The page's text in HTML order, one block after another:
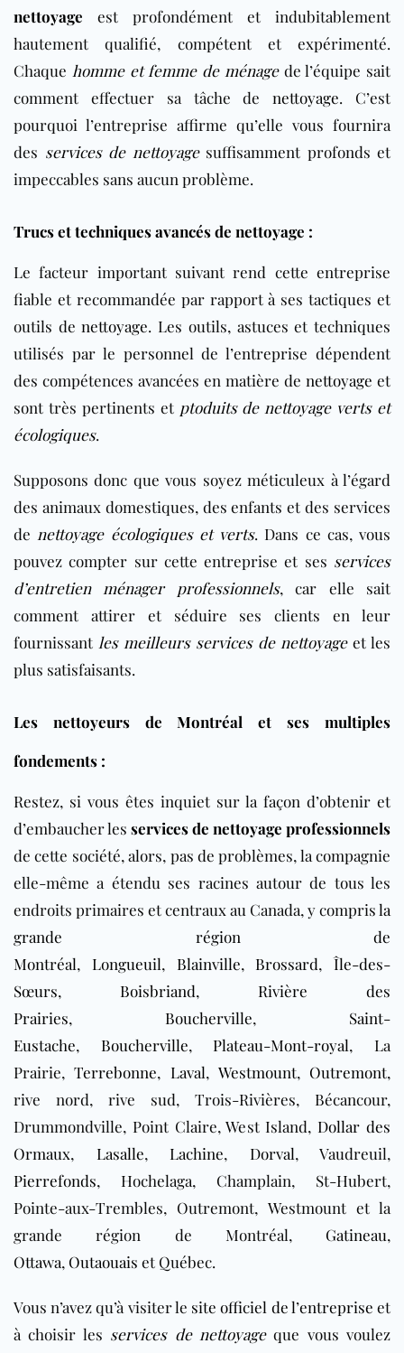
nettoyage est profondément et indubitablement
hautement qualifié, compétent et expérimenté.
Chaque homme et femme de ménagede l’équipe sait
comment effectuer sa tâche denettoyage. C’est
pourquoi l’entreprise affirme qu’elle vous fournira
des services de nettoyagesuffisamment profonds et
impeccables sans aucun problème.
Trucs et techniques avancés de nettoyage :
Le facteur important suivant rend cette entreprise
fiable et recommandée par rapport à ses tactiques et
outils denettoyage. Les outils, astuces et techniques
utilisés par le personnel de l’entreprise dépendent
des compétences avancées en matière de nettoyage et
sont très pertinents et ptoduits de nettoyage verts et
écologiques.
Supposons donc que vous soyez méticuleux à l’égard
des animaux domestiques, des enfants et des services
de nettoyage écologiques et verts. Dans ce cas, vous
pouvez compter sur cette entreprise et ses services
d’entretien ménager professionnels, car elle sait
comment attirer et séduire ses clients en leur
fournissant les meilleurs services de nettoyageet les
plus satisfaisants.
Les nettoyeurs de Montréal et ses multiples
fondements :
Restez, si vous êtes inquiet sur la façon d’obtenir et
d’embaucher les services de nettoyage professionnels
de cette société, alors, pas de problèmes, la compagnie
elle-même a étendu ses racines autour de tous les
endroits primaires et centraux au Canada, y comprisla
grande région de
Montréal, Longueuil, Blainville, Brossard,Île-des-
Sœurs, Boisbriand, Rivière des
Prairies, Boucherville, Saint-
Eustache, Boucherville, Plateau-Mont-royal, La
Prairie,Terrebonne, Laval, Westmount, Outremont,
rive nord, rive sud, Trois-Rivières, Bécancour,
Drummondville, Point Claire, West Island, Dollar des
Ormaux, Lasalle, Lachine, Dorval, Vaudreuil,
Pierrefonds, Hochelaga, Champlain, St-Hubert,
Pointe-aux-Trembles, Outremont, Westmount et la
grande région de Montréal, Gatineau,
Ottawa, Outaouais et Québec.
Vous n’avez qu’à visiter le site officiel de l’entreprise et
à choisir les services de nettoyageque vous voulez